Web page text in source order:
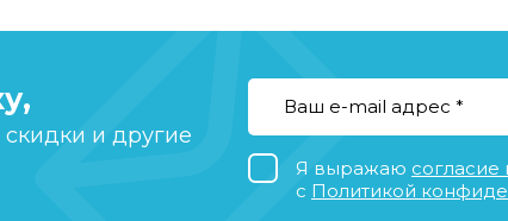
и другие
Я выражаю
с Политикой